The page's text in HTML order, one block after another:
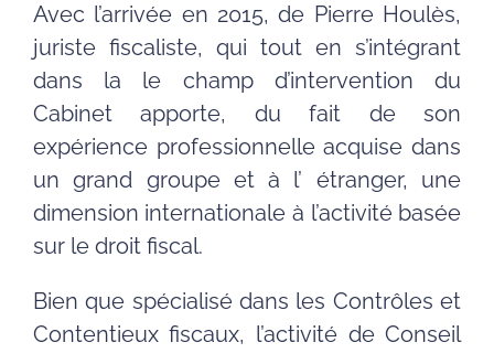
Avec l’arrivée en 2015, de Pierre Houlès,
juriste fiscaliste, qui tout en s’intégrant
dans la le champ d’intervention du
Cabinet apporte, du fait de son
expérience professionnelle acquise dans
un grand groupe et à l’ étranger, une
dimension internationale à l’activité basée
sur le droit fiscal.
Bien que spécialisé dans les Contrôles et
Contentieux fiscaux, l’activité de Conseil